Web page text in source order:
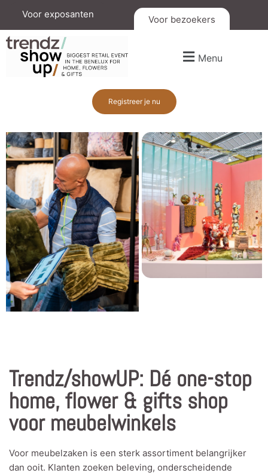
Voor exposanten Voor bezoekers
Menu
Registreer je nu
Trendz/showUP: Dé one-stop
home, flower & gifts shop
voor meubelwinkels
Voor meubelzaken is een sterk assortiment belangrijker
dan ooit. Klanten zoeken beleving, onderscheidende